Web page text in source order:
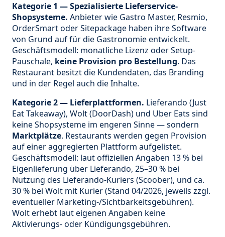
Kategorie 1 — Spezialisierte Lieferservice-
Shopsysteme. Anbieter wie Gastro Master, Resmio,
OrderSmart oder Sitepackage haben ihre Software
von Grund auf für die Gastronomie entwickelt.
Geschäftsmodell: monatliche Lizenz oder Setup-
Pauschale, keine Provision pro Bestellung. Das
Restaurant besitzt die Kundendaten, das Branding
und in der Regel auch die Inhalte.
Kategorie 2 — Lieferplattformen. Lieferando (Just
Eat Takeaway), Wolt (DoorDash) und Uber Eats sind
keine Shopsysteme im engeren Sinne — sondern
Marktplätze. Restaurants werden gegen Provision
auf einer aggregierten Plattform aufgelistet.
Geschäftsmodell: laut offiziellen Angaben 13 % bei
Eigenlieferung über Lieferando, 25–30 % bei
Nutzung des Lieferando-Kuriers (Scoober), und ca.
30 % bei Wolt mit Kurier (Stand 04/2026, jeweils zzgl.
eventueller Marketing-/Sichtbarkeitsgebühren).
Wolt erhebt laut eigenen Angaben keine
Aktivierungs- oder Kündigungsgebühren.